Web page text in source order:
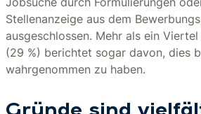
Stellenanzeige aus dem
ausgeschlossen. Mehr als ein
(29 %) berichtet sogar davon, dies
wahrgenommen zu haben.